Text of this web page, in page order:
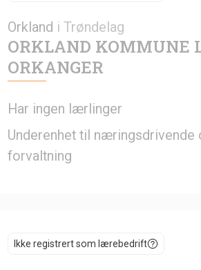
Orkland i Trøndelag
ORKLAND KOMMUNE
ORKANGER
Har ingen lærlinger
Underenhet til næringsdrivende
forvaltning
Ikke registrert som lærebedrift